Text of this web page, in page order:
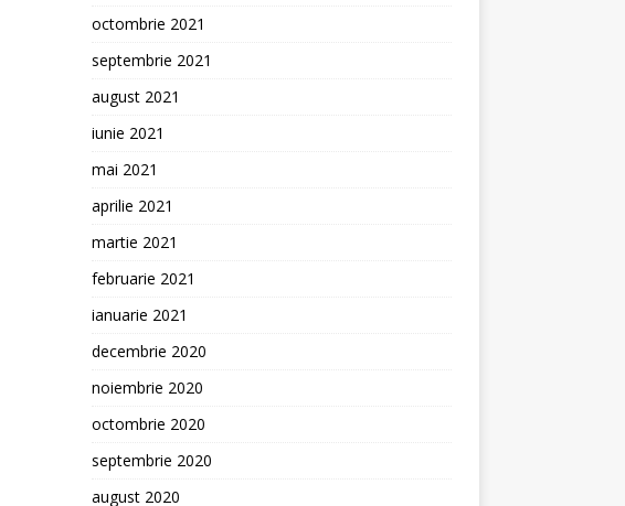
octombrie 2021
septembrie 2021
august 2021
iunie 2021
mai 2021
aprilie 2021
martie 2021
februarie 2021
ianuarie 2021
decembrie 2020
noiembrie 2020
octombrie 2020
septembrie 2020
august 2020